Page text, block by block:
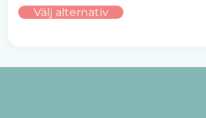
Välj alternativ